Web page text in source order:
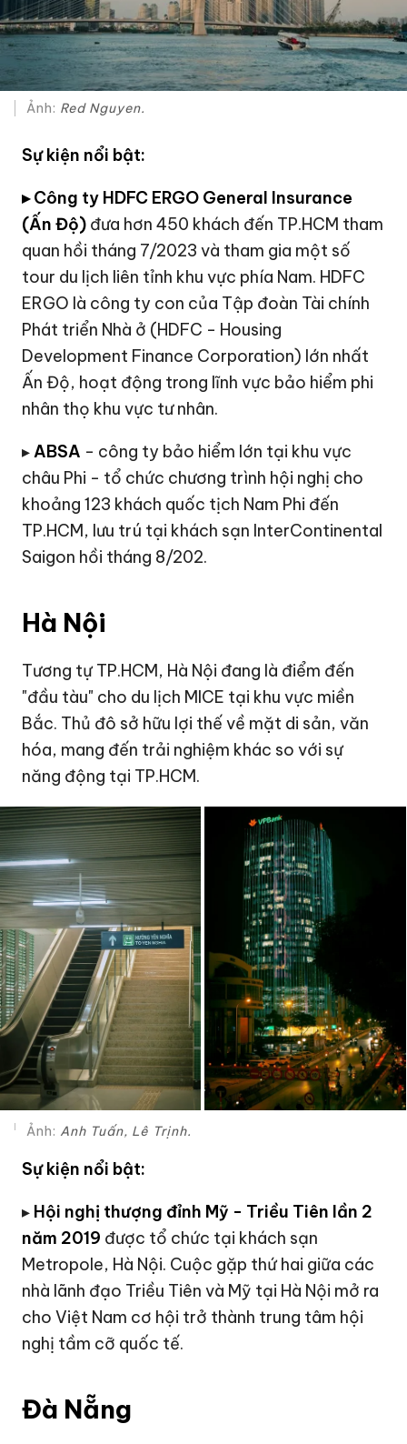
Ảnh: Red Nguyen.
Sự kiện nổi bật:
▸Công ty HDFC ERGO General Insurance
(Ấn Độ) đưa hơn 450 khách đến TP.HCM tham
quan hồi tháng 7/2023 và tham gia một số
tour du lịch liên tỉnh khu vực phía Nam. HDFC
ERGO là công ty con của Tập đoàn Tài chính
Phát triển Nhà ở (HDFC - Housing
Development Finance Corporation) lớn nhất
Ấn Độ, hoạt động trong lĩnh vực bảo hiểm phi
nhân thọ khu vực tư nhân.
▸ABSA - công ty bảo hiểm lớn tại khu vực
châu Phi - tổ chức chương trình hội nghị cho
khoảng 123 khách quốc tịch Nam Phi đến
TP.HCM, lưu trú tại khách sạn InterContinental
Saigon hồi tháng 8/202.
Hà Nội
Tương tự TP.HCM, Hà Nội đang là điểm đến
"đầu tàu" cho du lịch MICE tại khu vực miền
Bắc. Thủ đô sở hữu lợi thế về mặt di sản, văn
hóa, mang đến trải nghiệm khác so với sự
năng động tại TP.HCM.
Ảnh: Anh Tuấn, Lê Trịnh.
Sự kiện nổi bật:
▸ Hội nghị thượng đỉnh Mỹ - Triều Tiên lần 2
năm 2019 được tổ chức tại khách sạn
Metropole, Hà Nội. Cuộc gặp thứ hai giữa các
nhà lãnh đạo Triều Tiên và Mỹ tại Hà Nội mở ra
cho Việt Nam cơ hội trở thành trung tâm hội
nghị tầm cỡ quốc tế.
Đà Nẵng